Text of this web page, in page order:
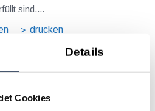
Details
Cookies
sind....
drucken